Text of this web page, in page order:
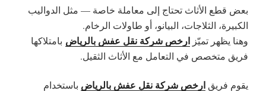
بعض قطع الأثاث تحتاج إلى معاملة خاصة — مثل الدواليب
الكبيرة، الثلاجات، البيانو، أو طاولات الرخام.
وهنا يظهر تميّز ارخص شركة نقل عفش بالرياض بامتلاكها
فريق متخصص في التعامل مع الأثاث الثقيل.
يقوم فريق ارخص شركة نقل عفش بالرياض باستخدام